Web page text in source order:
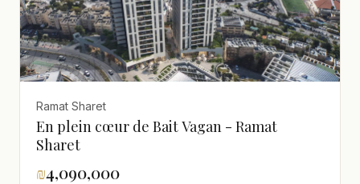
Ramat Sharet
En plein cœur de Bait Vagan - Ramat
Sharet
₪4,090,000